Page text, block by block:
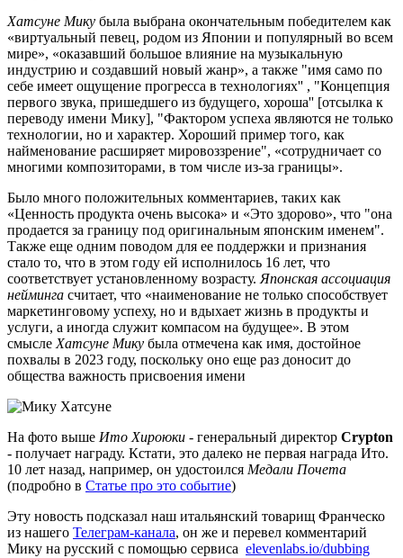
Хатсуне Мику была выбрана окончательным победителем как
«виртуальный певец, родом из Японии и популярный во всем
мире», «оказавший большое влияние на музыкальную
индустрию и создавший новый жанр», а также "имя само по
себе имеет ощущение прогресса в технологиях'' , "Концепция
первого звука, пришедшего из будущего, хороша'' [отсылка к
переводу имени Мику], "Фактором успеха являются не только
технологии, но и характер. Хороший пример того, как
найменование расширяет мировоззрение", «сотрудничает со
многими композиторами, в том числе из-за границы».
Было много положительных комментариев, таких как
«Ценность продукта очень высока» и «Это здорово», что "она
продается за границу под оригинальным японским именем".
Также еще одним поводом для ее поддержки и признания
стало то, что в этом году ей исполнилось 16 лет, что
соответствует установленному возрасту.Японская ассоциация
нейминга считает, что «наименование не только способствует
маркетинговому успеху, но и вдыхает жизнь в продукты и
услуги, а иногда служит компасом на будущее». В этом
смыслеХатсуне Мику была отмечена как имя, достойное
похвалы в 2023 году, поскольку оно еще раз доносит до
общества важность присвоения имени
На фото выше Ито Хироюки - генеральный директор Crypton
- получает награду. Кстати, это далеко не первая награда Ито.
10 лет назад, например, он удостоился Медали Почета
(подробно в Статье про это событие)
Эту новость подсказал наш итальянский товарищ Франческо
из нашего Телеграм-канала, он же и перевел комментарий
Мику на русский с помощью сервиса elevenlabs.io/dubbing